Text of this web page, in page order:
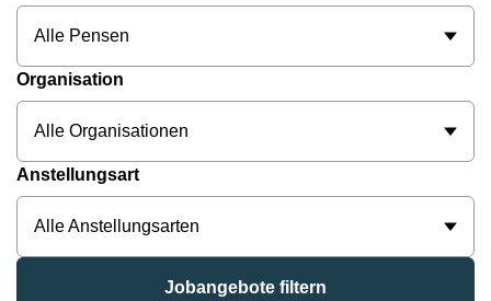
Alle Pensen
Organisation
Alle Organisationen
Anstellungsart
Alle Anstellungsarten
Jobangebote filtern